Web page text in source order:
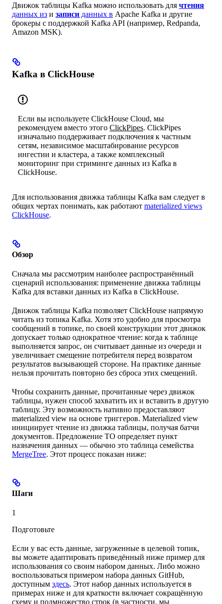
Движок таблицы Kafka можно использовать для чтения
данных из и записи данных в Apache Kafka и другие
брокеры с поддержкой Kafka API (например, Redpanda,
Amazon MSK).
Kafka в ClickHouse
Если вы используете ClickHouse Cloud, мы
рекомендуем вместо этого ClickPipes. ClickPipes
изначально поддерживает подключения к частным
сетям, независимое масштабирование ресурсов
ингестии и кластера, а также комплексный
мониторинг при стриминге данных из Kafka в
ClickHouse.
Для использования движка таблицы Kafka вам следует в
общих чертах понимать, как работают materialized views
ClickHouse.
Обзор
Сначала мы рассмотрим наиболее распространённый
сценарий использования: применение движка таблицы
Kafka для вставки данных из Kafka в ClickHouse.
Движок таблицы Kafka позволяет ClickHouse напрямую
читать из топика Kafka. Хотя это удобно для просмотра
сообщений в топике, по своей конструкции этот движок
допускает только однократное чтение: когда к таблице
выполняется запрос, он считывает данные из очереди и
увеличивает смещение потребителя перед возвратом
результатов вызывающей стороне. На практике данные
нельзя прочитать повторно без сброса этих смещений.
Чтобы сохранить данные, прочитанные через движок
таблицы, нужен способ захватить их и вставить в другую
таблицу. Эту возможность нативно предоставляют
materialized view на основе триггеров. Materialized view
инициирует чтение из движка таблицы, получая батчи
документов. Предложение TO определяет пункт
назначения данных — обычно это таблица семейства
MergeTree. Этот процесс показан ниже:
Шаги
1
Подготовьте
Если у вас есть данные, загруженные в целевой топик,
вы можете адаптировать приведённый ниже пример для
использования со своим набором данных. Либо можно
воспользоваться примером набора данных GitHub,
доступным здесь. Этот набор данных используется в
примерах ниже и для краткости включает сокращённую
схему и подмножество строк (в частности, мы